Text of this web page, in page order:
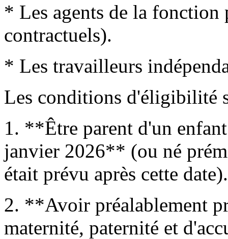
* Les agents de la
contractuels).
* Les travailleurs
Les conditions d'éligibilité
1. **Être parent d'un
janvier 2026** (ou né
était prévu après cette date).
2. **Avoir préalablement
maternité, paternité et